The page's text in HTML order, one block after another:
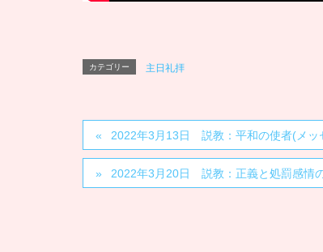
カテゴリー 主日礼拝
2022年3月13日 説教：平和の使者(メ
2022年3月20日 説教：正義と処罰感